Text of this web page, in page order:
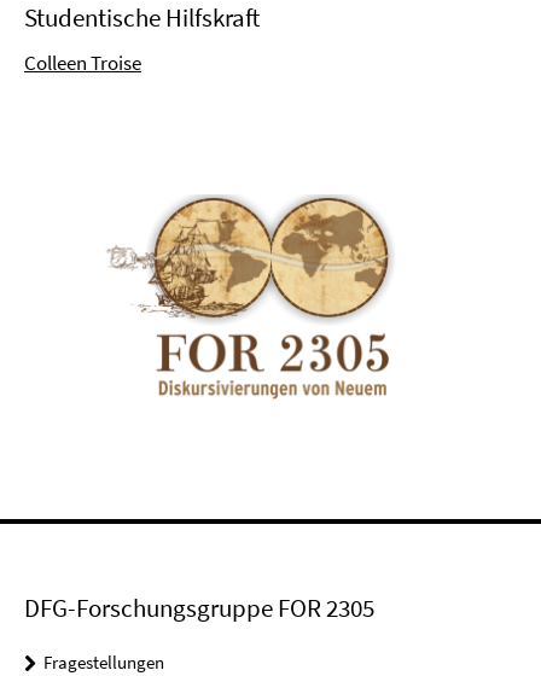
Studentische Hilfskraft
Colleen Troise
DFG-Forschungsgruppe FOR 2305
Fragestellungen